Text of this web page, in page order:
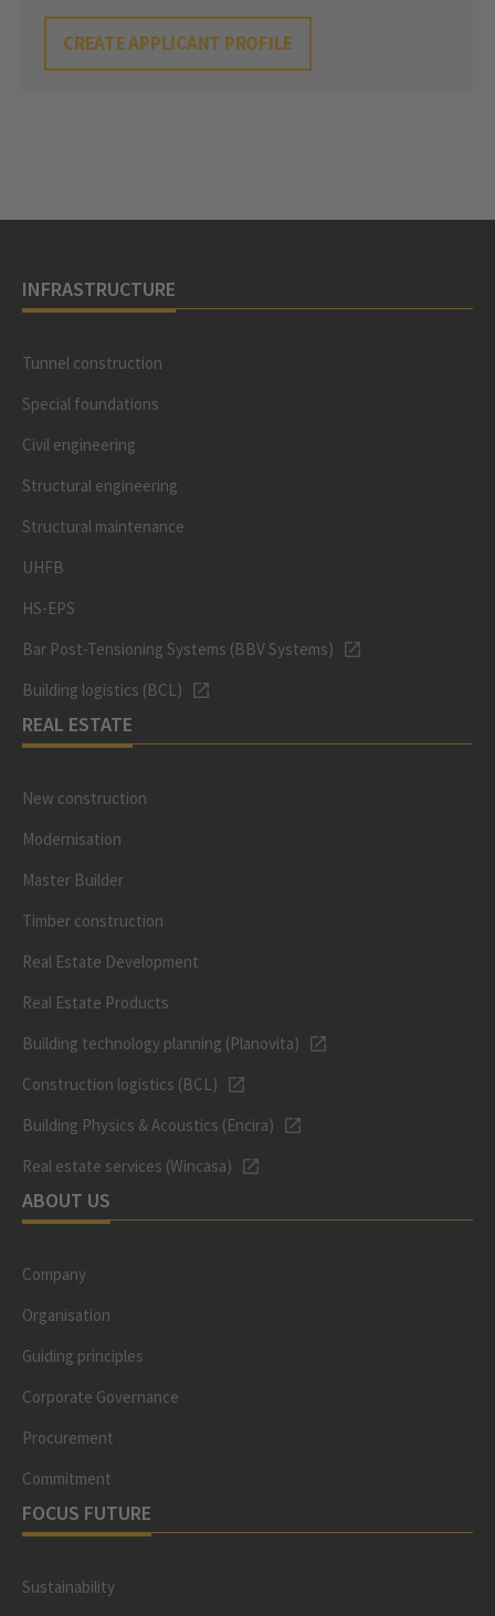
CREATE APPLICANT PROFILE
INFRASTRUCTURE
Tunnel construction
Special foundations
Civil engineering
Structural engineering
Structural maintenance
UHFB
HS-EPS
Bar Post-Tensioning Systems (BBV Systems)
Building logistics (BCL)
REAL ESTATE
New construction
Modernisation
Master Builder
Timber construction
Real Estate Development
Real Estate Products
Building technology planning (Planovita)
Construction logistics (BCL)
Building Physics & Acoustics (Encira)
Real estate services (Wincasa)
ABOUT US
Company
Organisation
Guiding principles
Corporate Governance
Procurement
Commitment
FOCUS FUTURE
Sustainability